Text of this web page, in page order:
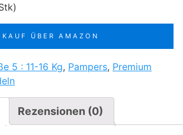
KAUF ÜBER AMAZON
5 : 11-16 Kg, Pampers, Premium
Rezensionen (0)